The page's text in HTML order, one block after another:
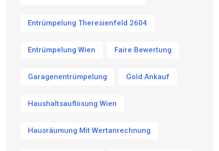
Entrümpelung Theresienfeld 2604
Entrümpelung Wien Faire Bewertung
Garagenentrümpelung Gold Ankauf
Haushaltsauflösung Wien
Hausräumung Mit Wertanrechnung